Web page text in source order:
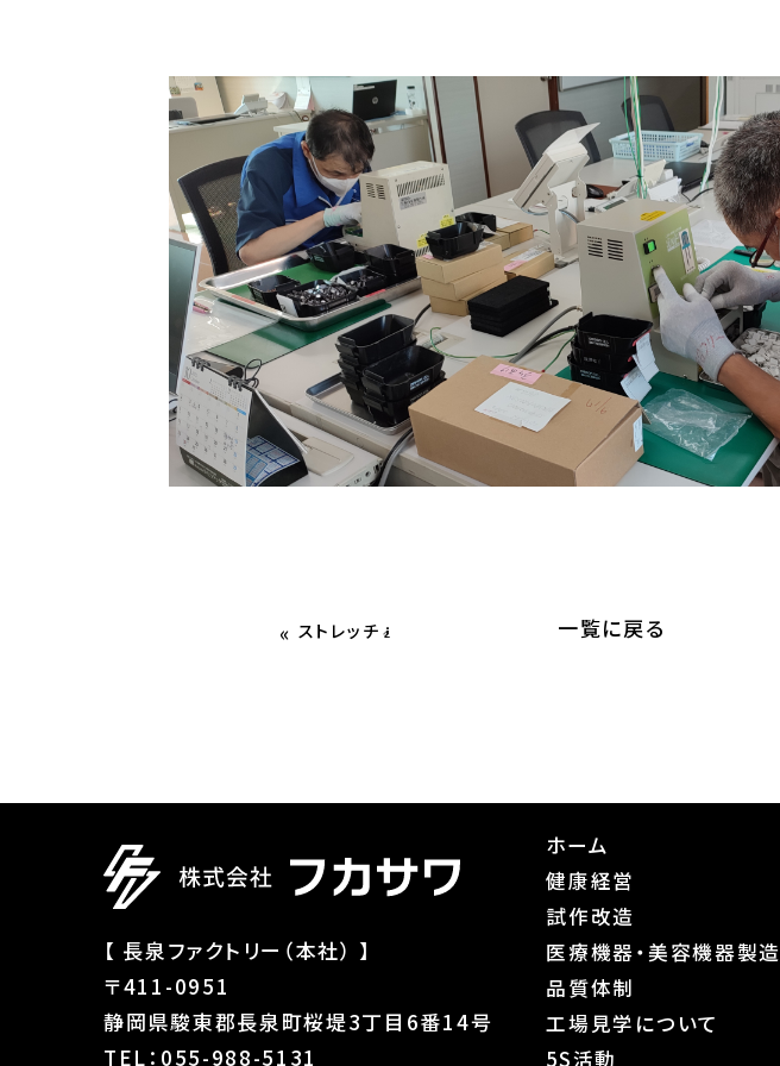
« ストレッチ🧎 一覧に戻る
【 長泉ファクトリー（本社） 】
〒411-0951
静岡県駿東郡長泉町桜堤3丁目6番14号
TEL：055-988-5131
ホーム
健康経営
試作改造
医療機器・美容機器製造
品質体制
工場見学について
5S活動